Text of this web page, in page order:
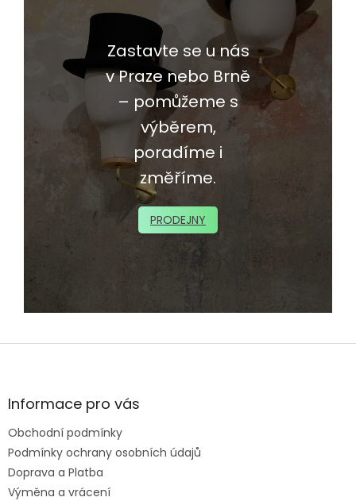
Zastavte se u nás
v Praze nebo Brně
– pomůžeme s
výběrem,
poradíme i
změříme.
PRODEJNY
Z
aInformace pro vás
Obchodní podmínky
Podmínky ochrany osobních údajů
Doprava a Platba
Výměna a vrácení